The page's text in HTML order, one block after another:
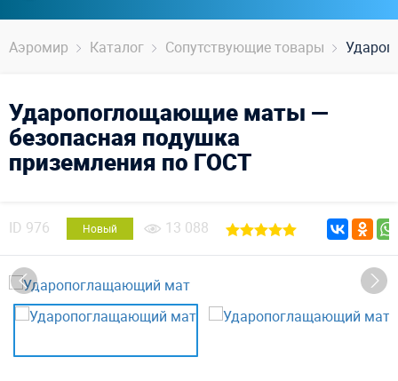
Аэромир Каталог Сопутствующие товары
Ударопоглощающие маты —
безопасная подушка
приземления по ГОСТ
ID 976 Новый 13 088